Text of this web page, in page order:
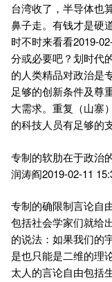
台湾收了，半导体也
鼻子走。有钱才是硬
时不时来看看2019-
分或必要吧？划时代
的人类精品对政治是
足够的创新条件及尊
大需求。重复（山寨
的科技人员有足够的
专制的软肋在于政治
润涛阎2019-02-11
专制的确限制言论自
包括社会学家们就给
的说法：如果我们的
是也只能是二维的理
太人的言论自由包括